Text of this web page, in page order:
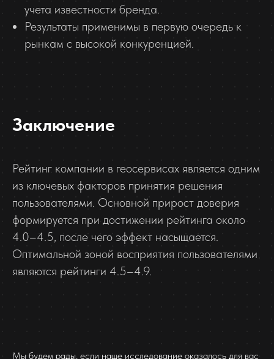
учета известности бренда.
Результаты применимы в первую очередь к
рынкам с высокой конкуренцией.
Заключение
Рейтинг компании в геосервисах является одним
из ключевых факторов принятия решения
пользователями. Основной прирост доверия
формируется при достижении рейтинга около
4.0–4.5, после чего эффект насыщается.
Оптимальной зоной восприятия пользователями
являются рейтинги 4.5–4.9.
Мы будем рады, если наше исследование оказалось для вас